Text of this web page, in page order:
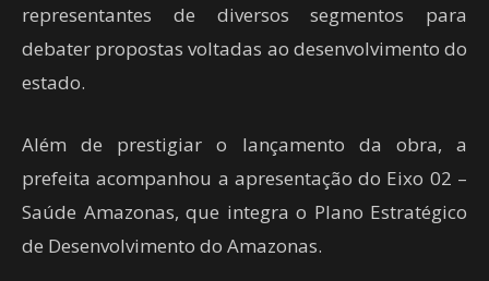
representantes de diversos segmentos para
debater propostas voltadas ao desenvolvimento do
estado.
Além de prestigiar o lançamento da obra, a
prefeita acompanhou a apresentação do Eixo 02 –
Saúde Amazonas, que integra o Plano Estratégico
de Desenvolvimento do Amazonas.